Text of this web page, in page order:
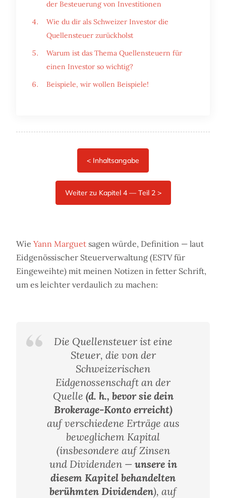
der Besteuerung von Investitionen
Wie du dir als Schweizer Investor die
Quellensteuer zurückholst
Warum ist das Thema Quellensteuern für
einen Investor so wichtig?
Beispiele, wir wollen Beispiele!
Wie Yann Marguet sagen würde, Definition — laut
Eidgenössischer Steuerverwaltung (ESTV für
Eingeweihte) mit meinen Notizen in fetter Schrift,
um es leichter verdaulich zu machen:
Die Quellensteuer ist eine
Steuer, die von der
Schweizerischen
Eidgenossenschaft an der
Quelle (d. h., bevor sie dein
Brokerage-Konto erreicht)
auf verschiedene Erträge aus
beweglichem Kapital
(insbesondere auf Zinsen
und Dividenden — unsere in
diesem Kapitel behandelten
berühmten Dividenden), auf